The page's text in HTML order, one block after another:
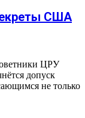
США
ЦРУ
допуск
не только